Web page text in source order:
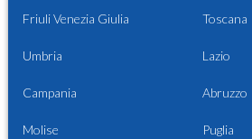
Friuli Venezia Giulia Toscana
Umbria Lazio
Campania Abruzzo
Molise Puglia